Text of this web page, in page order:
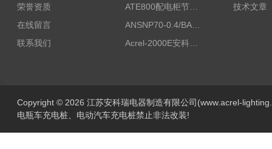
荣誉资质
在线留言
联系我们
ATE800配电柜节点无线测温/表带捆绑/无源感应取电
ANSNP70-0.4/BANSNP中线安防保护器 治理三相不平衡
Acrel-2000E安科瑞Acrel配电室综合监控系统
技术文章
Copyright © 2026 江苏安科瑞电器制造有限公司(www.acrel-
电瓶车充电桩、电动汽车充电桩禁止非法改装!